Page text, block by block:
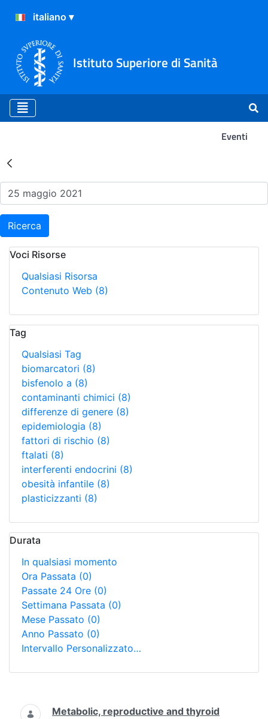
Istituto Superiore di Sanità
Eventi
Risultati della Ricerca -
Ricerca
Voci Risorse
Qualsiasi Risorsa
Contenuto Web (8)
Tag
Qualsiasi Tag
biomarcatori (8)
bisfenolo a (8)
contaminanti chimici (8)
differenze di genere (8)
epidemiologia (8)
fattori di rischio (8)
ftalati (8)
interferenti endocrini (8)
obesità infantile (8)
plasticizzanti (8)
Durata
In qualsiasi momento
Ora Passata (0)
Passate 24 Ore (0)
Settimana Passata (0)
Mese Passato (0)
Anno Passato (0)
Intervallo Personalizzato…
Ricerca
Metabolic, reproductive and thyroid